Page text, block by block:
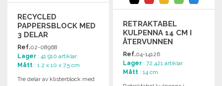
RECYCLED
PAPPERSBLOCK MED
3 DELAR
Ref.02-08968
Lager : 41 910 artiklar
Mått : 1.2 x 10 x 7.5 cm
Tre delar av klisterblock med
RETRAKTABEL
KULPENNA 14 CM I
ÅTERVUNNEN
KARTONG TILL
GROSSISTPRIS
Ref.04-14126
Lager : 72 421 artiklar
Mått : 14 cm